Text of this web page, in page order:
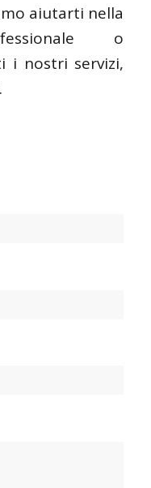
aiutarti nella
o
i nostri servizi,